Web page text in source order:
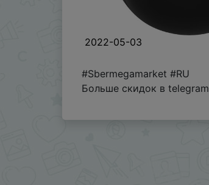
2022-05-03
#Sbermegamarket #RU
Больше скидок в telegram